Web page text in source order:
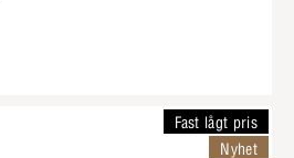
Fast lågt pris
Nyhet